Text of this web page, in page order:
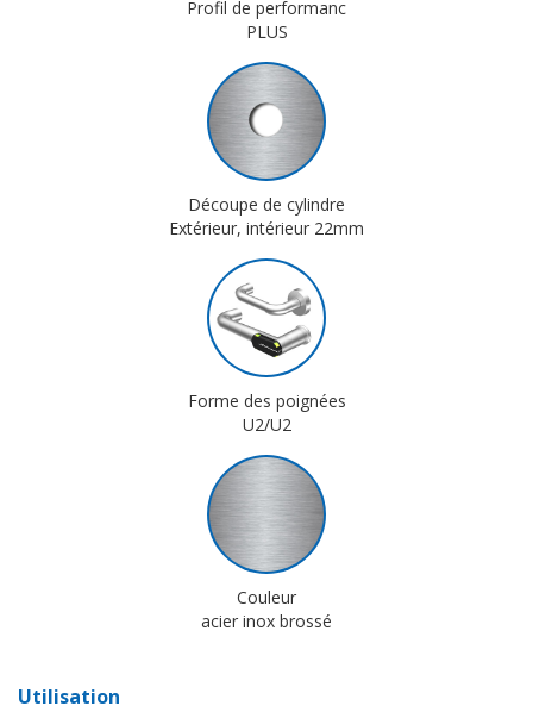
Profil de performanc
PLUS
Découpe de cylindre
Extérieur, intérieur 22mm
Forme des poignées
U2/U2
Couleur
acier inox brossé
Utilisation